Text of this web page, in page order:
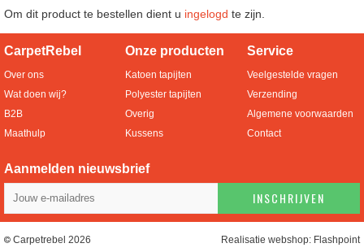
Om dit product te bestellen dient u ingelogd te zijn.
CarpetRebel
Over ons
Wat doen wij?
B2B
Maathulp
Onze producten
Katoen tapijten
Polyester tapijten
Overig
Kussens
Service
Veelgestelde vragen
Verzending
Algemene voorwaarden
Contact
Aanmelden nieuwsbrief
INSCHRIJVEN
Carpetrebel 2026 Realisatie webshop: Flashpoint